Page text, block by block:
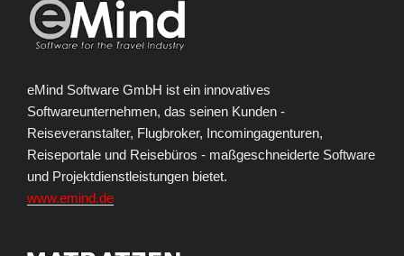
eMind Software GmbH ist ein innovatives
Softwareunternehmen, das seinen Kunden -
Reiseveranstalter, Flugbroker, Incomingagenturen,
Reiseportale und Reisebüros - maßgeschneiderte Software
und Projektdienstleistungen bietet.
www.emind.de